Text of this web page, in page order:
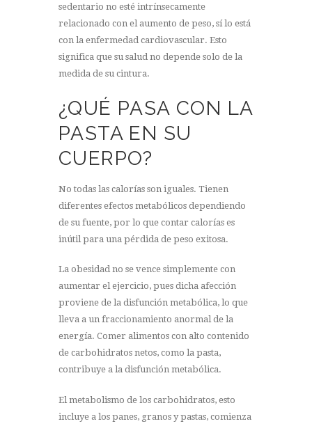
sedentario no esté intrínsecamente
relacionado con el aumento de peso, sí lo está
con la enfermedad cardiovascular. Esto
significa que su salud no depende solo de la
medida de su cintura.
¿QUÉ PASA CON LA
PASTA EN SU
CUERPO?
No todas las calorías son iguales. Tienen
diferentes efectos metabólicos dependiendo
de su fuente, por lo que contar calorías es
inútil para una pérdida de peso exitosa.
La obesidad no se vence simplemente con
aumentar el ejercicio, pues dicha afección
proviene de la disfunción metabólica, lo que
lleva a un fraccionamiento anormal de la
energía. Comer alimentos con alto contenido
de carbohidratos netos, como la pasta,
contribuye a la disfunción metabólica.
El metabolismo de los carbohidratos, esto
incluye a los panes, granos y pastas, comienza